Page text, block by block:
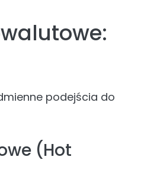
podejścia do
(Hot